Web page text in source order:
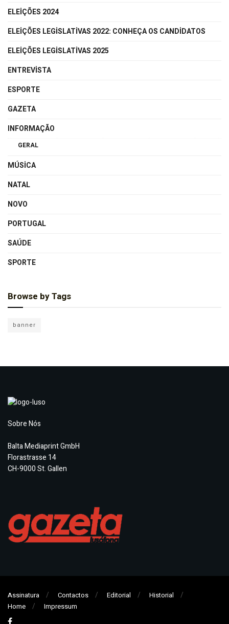
ELEIÇÕES 2024
ELEIÇÕES LEGISLATIVAS 2022: CONHEÇA OS CANDIDATOS
ELEIÇÕES LEGISLATIVAS 2025
ENTREVISTA
ESPORTE
GAZETA
INFORMAÇÃO
GERAL
MÚSICA
NATAL
NOVO
PORTUGAL
SAÚDE
SPORTE
Browse by Tags
banner
Sobre Nós
Balta Mediaprint GmbH
Florastrasse 14
CH-9000 St. Gallen
Assinatura Contactos Editorial
Historial
Home
Impressum